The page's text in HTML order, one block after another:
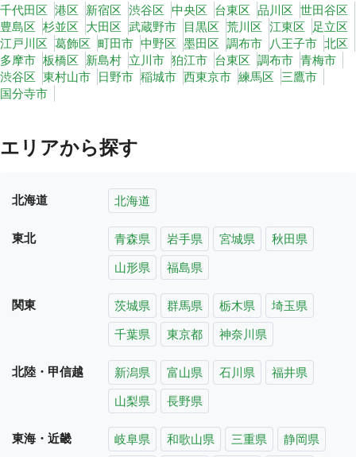
千代田区 港区 新宿区 渋谷区 中央区 台東区 品川区 世田谷区
豊島区 杉並区 大田区 武蔵野市 目黒区 荒川区 江東区 足立区
江戸川区 葛飾区 町田市 中野区 墨田区 調布市 八王子市 北区
多摩市 板橋区 新島村 立川市 狛江市 台東区 調布市 青梅市
渋谷区 東村山市 日野市 稲城市 西東京市 練馬区 三鷹市
国分寺市
エリアから探す
北海道 北海道
東北 青森県 岩手県 宮城県
秋田県
山形県
福島県
関東 茨城県 群馬県 栃木県
埼玉県
千葉県
東京都 神奈川県
北陸・甲信越 新潟県 富山県 石川県
福井県
山梨県
長野県
東海・近畿 岐阜県 和歌山県 三重県
静岡県